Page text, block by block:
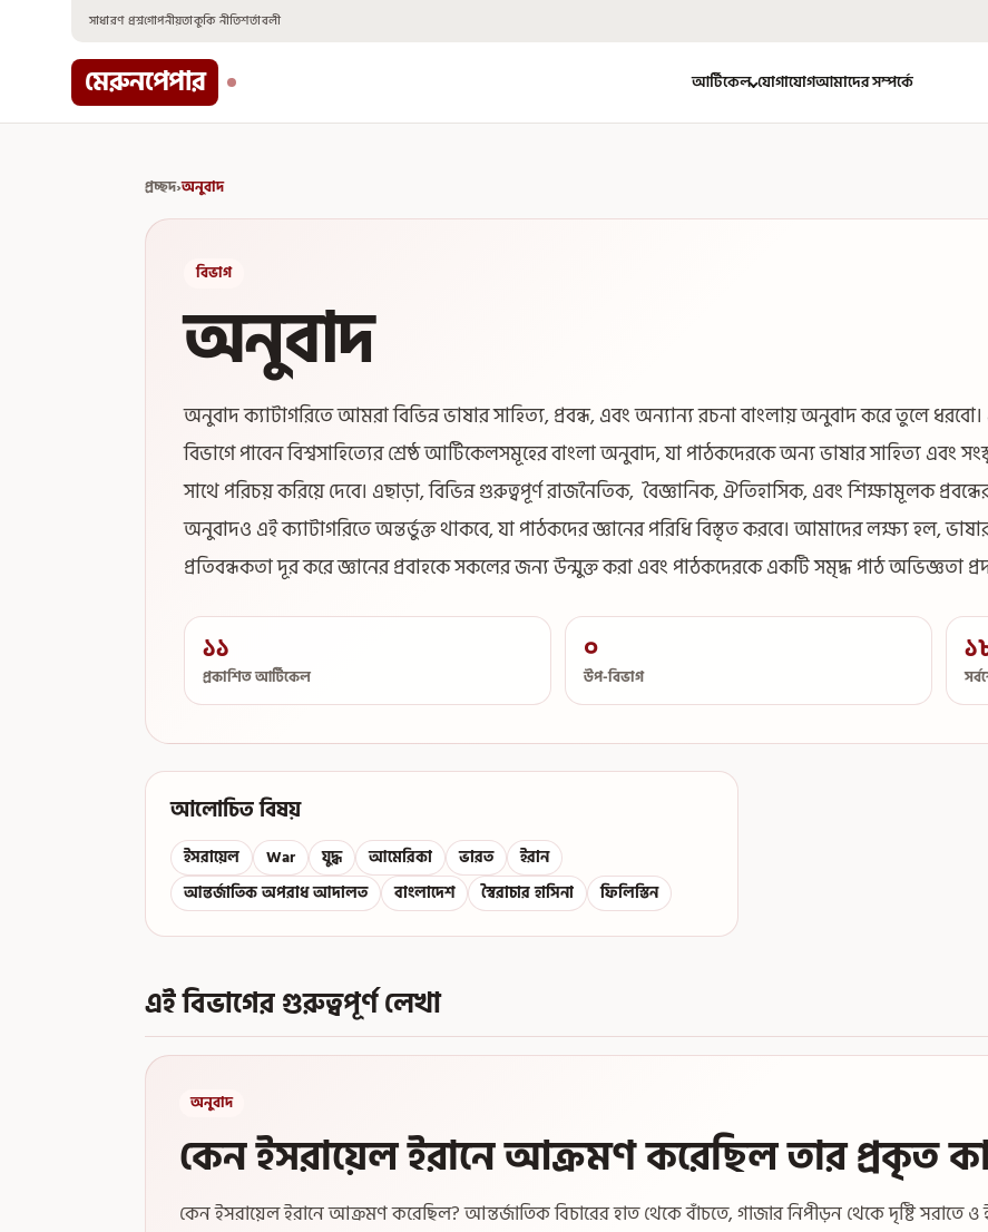
সাধারণ প্রশ্নগোপনীয়তাকুকি নীতিশর্তাবলী
মেরুনপেপার আর্টিকেল যোগাযোগআমাদের সম্পর্কে
প্রচ্ছদ›অনুবাদ
বিভাগ
অনুবাদ
অনুবাদ ক্যাটাগরিতে আমরা বিভিন্ন ভাষার সাহিত্য, প্রবন্ধ, এবং অন্যান্য রচনা বাংলায় অনুবাদ করে তুলে
বিভাগে পাবেন বিশ্বসাহিত্যের শ্রেষ্ঠ আর্টিকেলসমূহের বাংলা অনুবাদ, যা পাঠকদেরকে অন্য ভাষার সাহিত্য এবং
সাথে পরিচয় করিয়ে দেবে। এছাড়া, বিভিন্ন গুরুত্বপূর্ণ রাজনৈতিক, বৈজ্ঞানিক, ঐতিহাসিক, এবং শিক্ষামূলক
অনুবাদও এই ক্যাটাগরিতে অন্তর্ভুক্ত থাকবে, যা পাঠকদের জ্ঞানের পরিধি বিস্তৃত করবে। আমাদের লক্ষ্য হল,
প্রতিবন্ধকতা দূর করে জ্ঞানের প্রবাহকে সকলের জন্য উন্মুক্ত করা এবং পাঠকদেরকে একটি সমৃদ্ধ পাঠ অভিজ্ঞতা
১১
প্রকাশিত আর্টিকেল
০
উপ-বিভাগ
আলোচিত বিষয়
ইসরায়েল War যুদ্ধ আমেরিকা ভারত
ইরান
আন্তর্জাতিক অপরাধ আদালত
বাংলাদেশ স্বৈরাচার হাসিনা ফিলিস্তিন
এই বিভাগের গুরুত্বপূর্ণ লেখা
অনুবাদ
কেন ইসরায়েল ইরানে আক্রমণ করেছিল তার প্রকৃত
কেন ইসরায়েল ইরানে আক্রমণ করেছিল? আন্তর্জাতিক বিচারের হাত থেকে বাঁচতে, গাজার নিপীড়ন থেকে দৃষ্টি সরাতে ও